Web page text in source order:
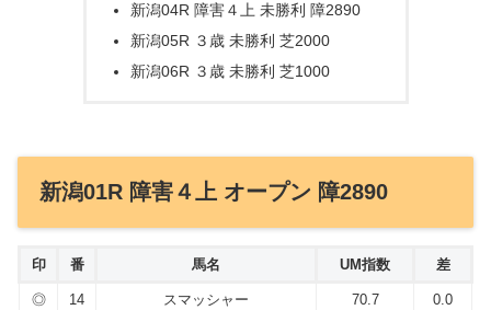
新潟04R 障害４上 未勝利 障2890
新潟05R ３歳 未勝利 芝2000
新潟06R ３歳 未勝利 芝1000
新潟01R 障害４上 オープン 障2890
印 番 馬名 UM指数 差
◎ 14 スマッシャー 70.7
0.0